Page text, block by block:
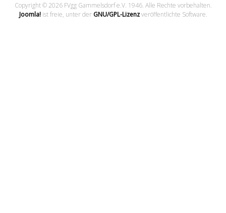
Copyright © 2026 FVgg Gammelsdorf e.V. 1946. Alle Rechte vorbehalten.
Joomla!ist freie, unter der GNU/GPL-Lizenzveröffentlichte Software.